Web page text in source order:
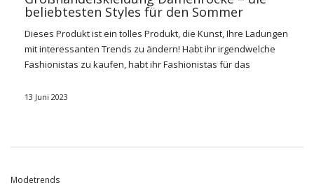
beliebtesten Styles für den Sommer
Dieses Produkt ist ein tolles Produkt, die Kunst, Ihre Ladungen
mit interessanten Trends zu ändern! Habt ihr irgendwelche
Fashionistas zu kaufen, habt ihr Fashionistas für das
für Damen im
Modische Damenröcke für
Sommerstils!
13 Juni 2023
Modetrends